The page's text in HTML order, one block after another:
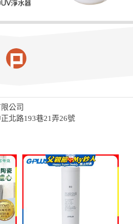
公司
北路193巷21弄26號